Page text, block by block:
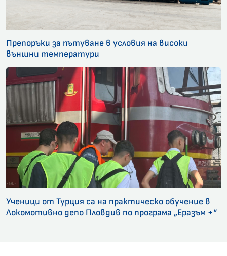
Препоръки за пътуване в условия на високи
външни температури
Ученици от Турция са на практическо обучение в
Локомотивно депо Пловдив по програма „Еразъм +“